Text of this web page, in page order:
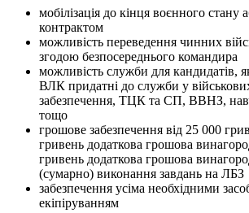
мобілізація до кінця воєнного стану
контрактом
можливість переведення чинних
згодою безпосереднього командира
можливість служби для кандидатів,
ВЛК придатні до служби у
забезпечення, ТЦК та СП, ВВНЗ,
тощо
грошове забезпечення від 25 000
гривень додаткова грошова
гривень додаткова грошова
(сумарно) виконання завдань на ЛБЗ
забезпечення усіма необхідними
екіпіруванням